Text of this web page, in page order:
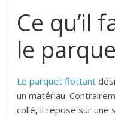
Ce qu’il
le
Le parquet flottant
un matériau.
collé, il repose sur une